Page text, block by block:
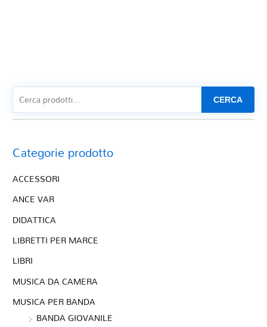
CERCA
Categorie prodotto
ACCESSORI
ANCE VAR
DIDATTICA
LIBRETTI PER MARCE
LIBRI
MUSICA DA CAMERA
MUSICA PER BANDA
BANDA GIOVANILE